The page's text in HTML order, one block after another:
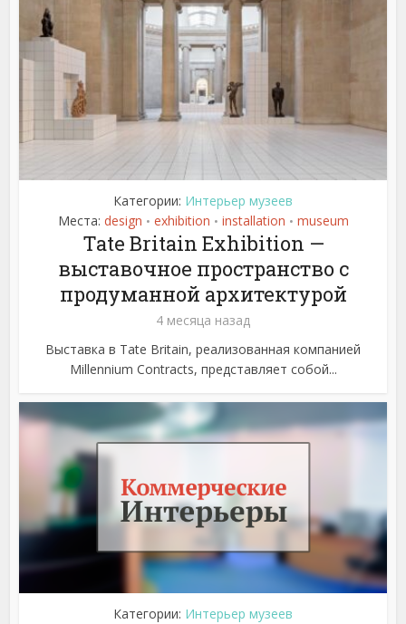
Категории: Интерьер музеев
Места: design • exhibition • installation • museum
Tate Britain Exhibition —
выставочное пространство с
продуманной архитектурой
4 месяца назад
Выставка в Tate Britain, реализованная компанией
Millennium Contracts, представляет собой...
Категории: Интерьер музеев